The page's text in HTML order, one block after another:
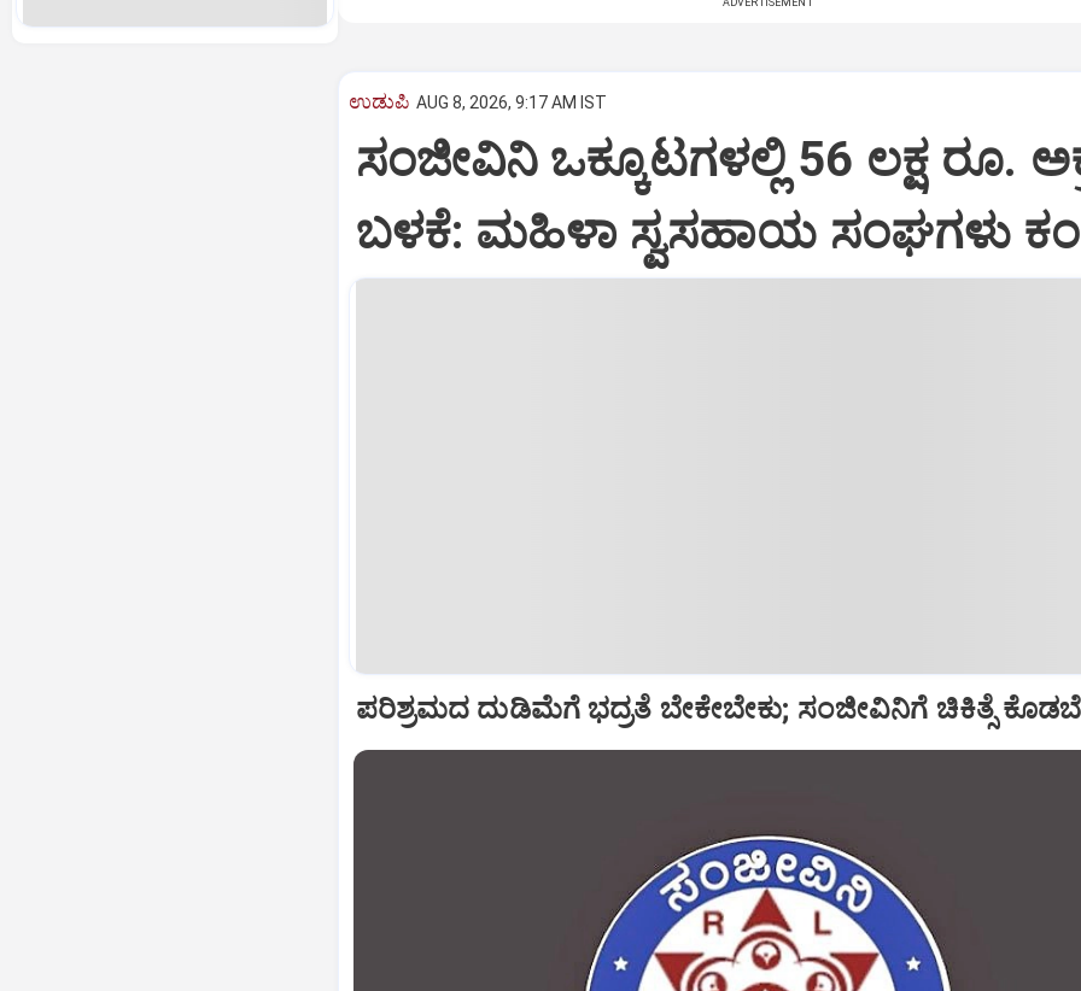
ADVERTISEMENT
ಉಡುಪಿ AUG 8, 2026, 9:17 AM IST
ಸಂಜೀವಿನಿ ಒಕ್ಕೂಟಗಳಲ್ಲಿ 56 ಲಕ್ಷ ರೂ.
ಬಳಕೆ: ಮಹಿಳಾ ಸ್ವಸಹಾಯ ಸಂಘಗಳು
ಪರಿಶ್ರಮದ ದುಡಿಮೆಗೆ ಭದ್ರತೆ ಬೇಕೇಬೇಕು; ಸಂಜೀವಿನಿಗೆ ಚಿಕಿತ್ಸೆ